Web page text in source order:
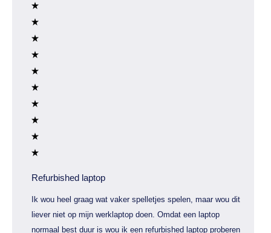
Refurbished laptop
Ik wou heel graag wat vaker spelletjes spelen, maar wou dit
liever niet op mijn werklaptop doen. Omdat een laptop
normaal best duur is wou ik een refurbished laptop proberen